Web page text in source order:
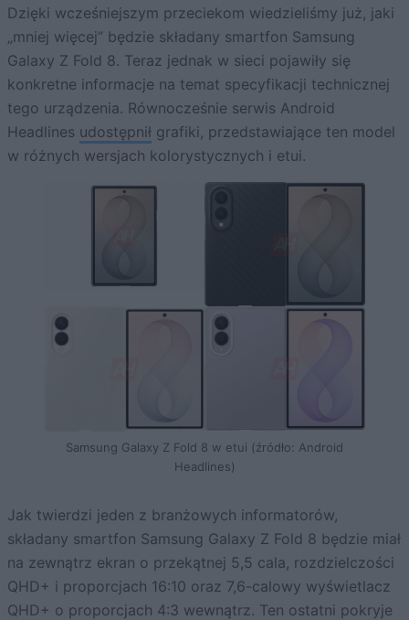
Dzięki wcześniejszym przeciekom wiedzieliśmy już, jaki
„mniej więcej” będzie składany smartfon Samsung
Galaxy Z Fold 8. Teraz jednak w sieci pojawiły się
konkretne informacje na temat specyfikacji technicznej
tego urządzenia. Równocześnie serwis Android
Headlines udostępnił grafiki, przedstawiające ten model
w różnych wersjach kolorystycznych i etui.
Samsung Galaxy Z Fold 8 w etui (źródło: Android
Headlines)
Jak twierdzi jeden z branżowych informatorów,
składany smartfon Samsung Galaxy Z Fold 8 będzie miał
na zewnątrz ekran o przekątnej 5,5 cala, rozdzielczości
QHD+ i proporcjach 16:10 oraz 7,6-calowy wyświetlacz
QHD+ o proporcjach 4:3 wewnątrz. Ten ostatni pokryje